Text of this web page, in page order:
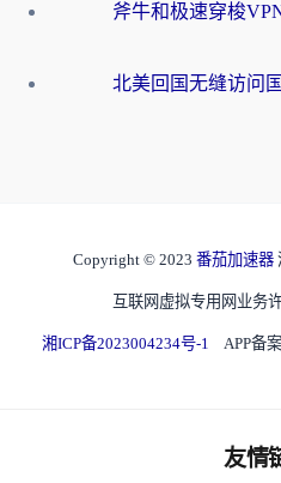
Copyright © 2023 番茄加速器
互联网虚拟专用网业务
湘ICP备2023004234号-1 APP备
友情